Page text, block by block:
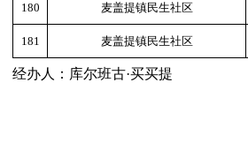
180 麦盖提镇民生社区
181 麦盖提镇民生社区
经办人：库尔班古·买买提